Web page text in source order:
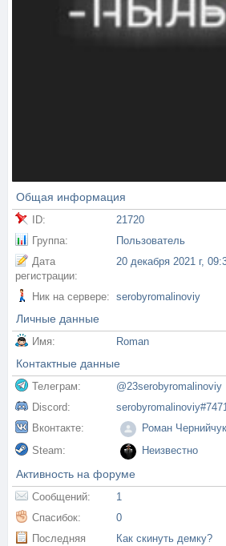
Общая информация
ID:
21720
Группа:
Пользователь
Дата
регистрации:
20 декабря 2021 г,
Ник на сервере: serobyromalinoviy
Личные данные
Имя: Roman
Контактные данные
Телеграм:
@23serobyromalinoviy
Discord:
Вконтакте:
Роман Чернийчук
Steam:
Неизвестно
Активность на форуме
Сообщений:
1
Спасибок:
0
Последняя
Как скинуть демку?